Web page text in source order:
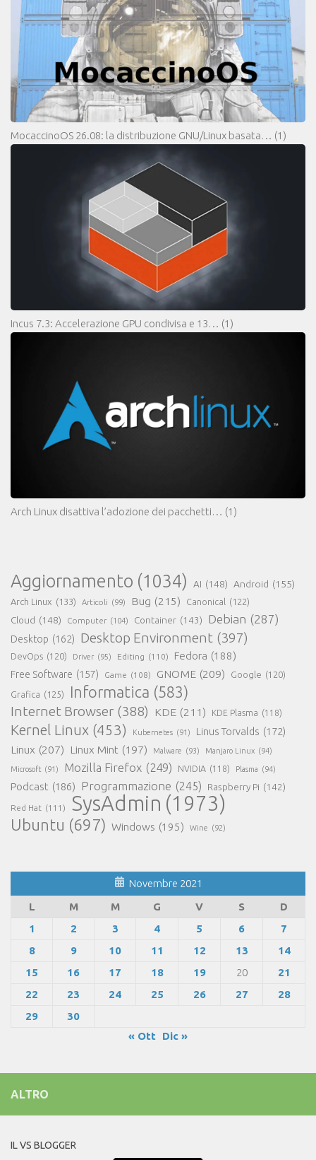
MocaccinoOS 26.08: la distribuzione GNU/Linux basata… (1)
Incus 7.3: Accelerazione GPU condivisa e 13… (1)
Arch Linux disattiva l’adozione dei pacchetti… (1)
Aggiornamento (1034) AI (148) Android (155)
Arch Linux (133) Articoli (99) Bug (215) Canonical (122)
Cloud (148) Computer (104) Container (143) Debian (287)
Desktop (162) Desktop Environment (397)
DevOps (120) Driver (95) Editing (110) Fedora (188)
Free Software (157) Game (108) GNOME (209) Google (120)
Grafica (125) Informatica (583)
Internet Browser (388) KDE (211) KDE Plasma (118)
Kernel Linux (453) Kubernetes (91) Linus Torvalds (172)
Linux (207) Linux Mint (197) Malware (93) Manjaro Linux (94)
Microsoft (91) Mozilla Firefox (249) NVIDIA (118) Plasma (94)
Podcast (186) Programmazione (245) Raspberry Pi (142)
Red Hat (111) SysAdmin (1973)
Ubuntu (697) Windows (195) Wine (92)
Novembre 2021
L
M M G V S
D
1
2 3 4 5 6
7
8
9 10 11 12 13
14
15
16 17 18 19 20
21
22
23 24 25 26 27
28
29
30
« Ott
Dic »
ALTRO
IL VS BLOGGER